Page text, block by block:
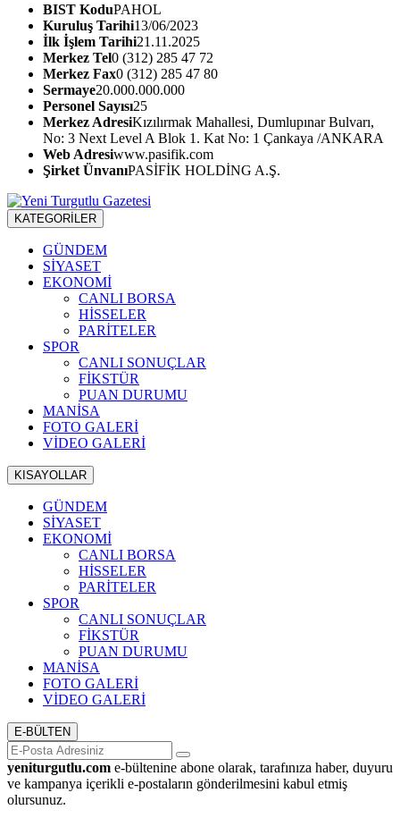
BIST KoduPAHOL
Kuruluş Tarihi13/06/2023
İlk İşlem Tarihi21.11.2025
Merkez Tel0 (312) 285 47 72
Merkez Fax0 (312) 285 47 80
Sermaye20.000.000.000
Personel Sayısı25
Merkez AdresiKızılırmak Mahallesi, Dumlupınar Bulvarı,
No: 3 Next Level A Blok 1. Kat No: 1 Çankaya /ANKARA
Web Adresiwww.pasifik.com
Şirket ÜnvanıPASİFİK HOLDİNG A.Ş.
KATEGORİLER
GÜNDEM
SİYASET
EKONOMİ
CANLI BORSA
HİSSELER
PARİTELER
SPOR
CANLI SONUÇLAR
FİKSTÜR
PUAN DURUMU
MANİSA
FOTO GALERİ
VİDEO GALERİ
KISAYOLLAR
GÜNDEM
SİYASET
EKONOMİ
CANLI BORSA
HİSSELER
PARİTELER
SPOR
CANLI SONUÇLAR
FİKSTÜR
PUAN DURUMU
MANİSA
FOTO GALERİ
VİDEO GALERİ
E-BÜLTEN
yeniturgutlu.com e-bültenine abone olarak, tarafınıza haber, duyuru
ve kampanya içerikli e-postaların gönderilmesini kabul etmiş
olursunuz.